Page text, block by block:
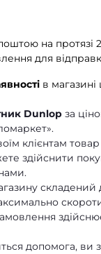
на протязі
для
в
Dunlop за
клієнтам товар
здійснити
допомога, ви